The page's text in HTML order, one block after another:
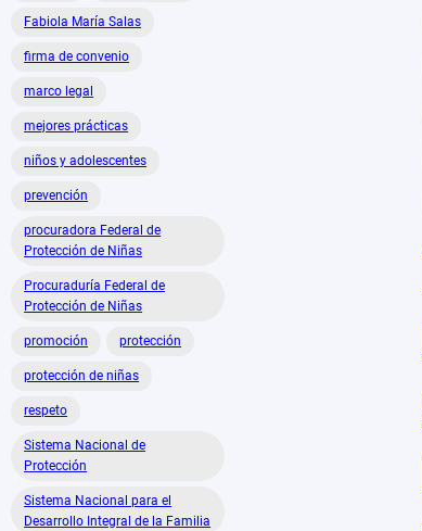
Fabiola María Salas
firma de convenio
marco legal
mejores prácticas
niños y adolescentes
prevención
procuradora Federal de
Protección de Niñas
Procuraduría Federal de
Protección de Niñas
promoción protección
protección de niñas
respeto
Sistema Nacional de
Protección
Sistema Nacional para el
Desarrollo Integral de la Familia